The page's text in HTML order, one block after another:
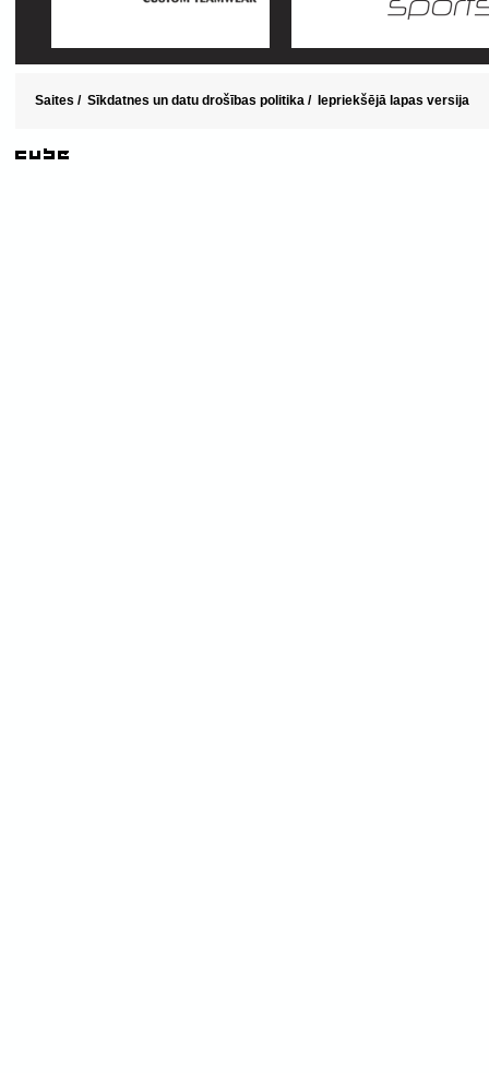
Saites / Sīkdatnes un datu drošības politika / Iepriekšējā lapas versija